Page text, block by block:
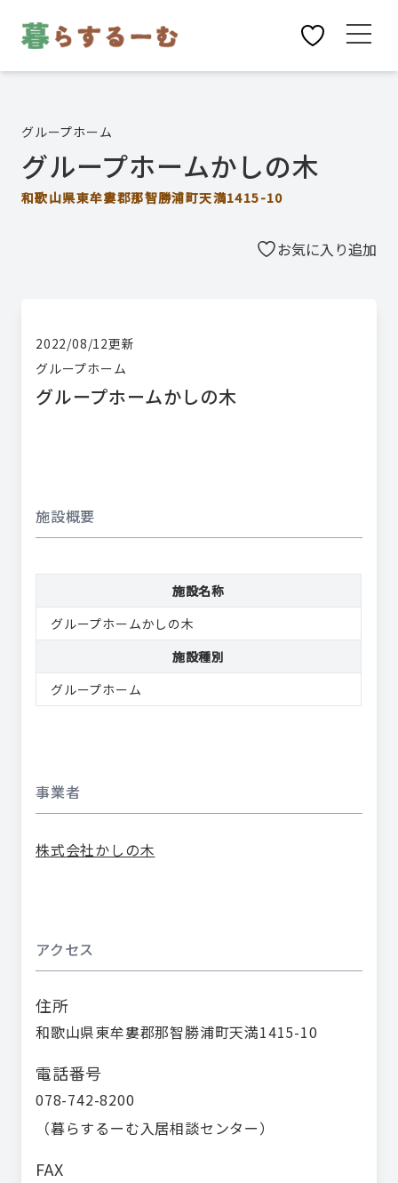
グループホーム
グループホームかしの木
和歌山県東牟婁郡那智勝浦町天満1415-10
お気に入り追加
2022/08/12更新
グループホーム
グループホームかしの木
施設概要
施設名称
グループホームかしの木
施設種別
グループホーム
事業者
株式会社かしの木
アクセス
住所
和歌山県東牟婁郡那智勝浦町天満1415-10
電話番号
078-742-8200
（暮らするーむ入居相談センター）
FAX